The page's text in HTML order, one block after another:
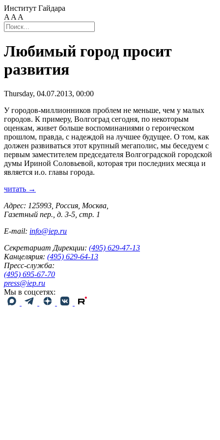
Институт Гайдара
A A A
Любимый город просит
развития
Thursday, 04.07.2013, 00:00
У городов-миллионников проблем не меньше, чем у малых
городов. К примеру, Волгоград сегодня, по некоторым
оценкам, живет больше воспоминаниями о героическом
прошлом, правда, с надеждой на лучшее будущее. О том, как
должен развиваться этот крупный мегаполис, мы беседуем с
первым заместителем председателя Волгоградской городской
думы Ириной Соловьевой, которая три последних месяца и
является и.о. главы города.
читать →
Адрес: 125993, Россия, Москва,
Газетный пер., д. 3-5, стр. 1
E-mail: info@iep.ru
Секретариат Дирекции: (495) 629-47-13
Канцелярия: (495) 629-64-13
Пресс-служба:
(495) 695-67-70
press@iep.ru
Мы в соцсетях: